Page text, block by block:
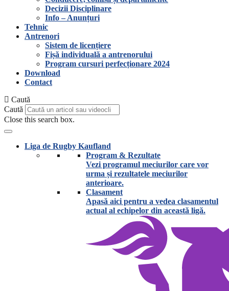
Decizii Disciplinare
Info – Anunțuri
Tehnic
Antrenori
Sistem de licențiere
Fișă individuală a antrenorului
Program cursuri perfecționare 2024
Download
Contact
Caută
Caută
Close this search box.
Liga de Rugby Kaufland
Program & Rezultate
Vezi programul meciurilor care vor
urma și rezultatele meciurilor
anterioare.
Clasament
Apasă aici pentru a vedea clasamentul
actual al echipelor din această ligă.